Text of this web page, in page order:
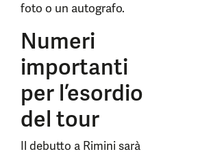
foto o un autografo.
Numeri
importanti
per l’esordio
del tour
Il debutto a Rimini sarà